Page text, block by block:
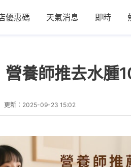
優惠碼 天氣消息 即時
營養師推去水
更新： 2025-09-23 15:02